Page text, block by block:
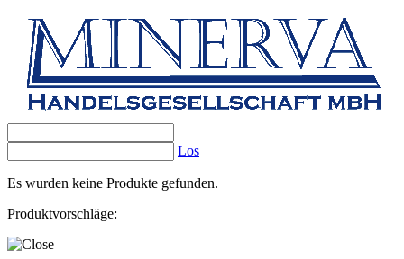
Los
Es wurden keine Produkte gefunden.
Produktvorschläge: